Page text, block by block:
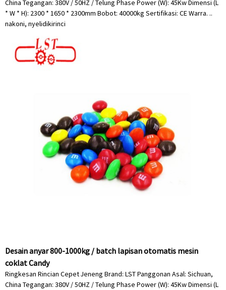
China Tegangan: 380V / 50HZ / Telung Phase Power (W): 45Kw Dimensi (L
* W * H): 2300 * 1650 * 2300mm Bobot: 40000kg Sertifikasi: CE Warra. ..
nakoni, nyelidikirinci
Desain anyar 800-1000kg / batch lapisan otomatis mesin
coklat Candy
Ringkesan Rincian Cepet Jeneng Brand: LST Panggonan Asal: Sichuan,
China Tegangan: 380V / 50HZ / Telung Phase Power (W): 45Kw Dimensi (L